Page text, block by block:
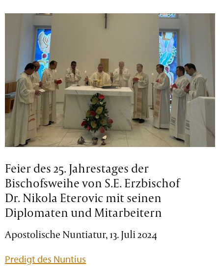
Feier des 25. Jahrestages der
Bischofsweihe von S.E. Erzbischof
Dr. Nikola Eterovic mit seinen
Diplomaten und Mitarbeitern
Apostolische Nuntiatur, 13. Juli 2024
Predigt des Nuntius